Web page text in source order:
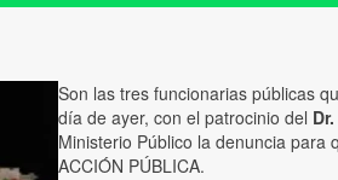
Son las tres funcionarias públicas
día de ayer, con el patrocinio del
Ministerio Público la denuncia para
ACCIÓN PÚBLICA.